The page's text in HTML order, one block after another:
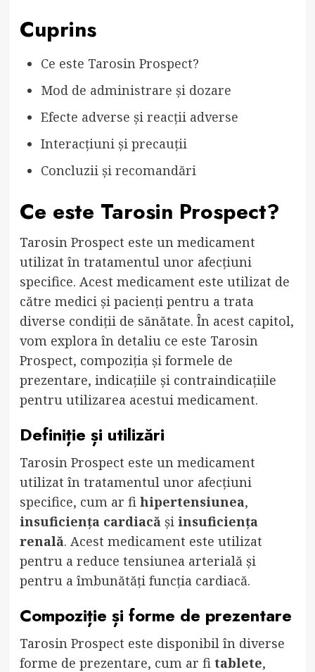
Cuprins
Ce este Tarosin Prospect?
Mod de administrare și dozare
Efecte adverse și reacții adverse
Interacțiuni și precauții
Concluzii și recomandări
Ce este Tarosin Prospect?
Tarosin Prospect este un medicament
utilizat în tratamentul unor afecțiuni
specifice. Acest medicament este utilizat de
către medici și pacienți pentru a trata
diverse condiții de sănătate. În acest capitol,
vom explora în detaliu ce este Tarosin
Prospect, compoziția și formele de
prezentare, indicațiile și contraindicațiile
pentru utilizarea acestui medicament.
Definiție și utilizări
Tarosin Prospect este un medicament
utilizat în tratamentul unor afecțiuni
specifice, cum ar fi hipertensiunea,
insuficiența cardiacăși insuficiența
renală. Acest medicament este utilizat
pentru a reduce tensiunea arterială și
pentru a îmbunătăți funcția cardiacă.
Compoziție și forme de prezentare
Tarosin Prospect este disponibil în diverse
forme de prezentare, cum ar fi tablete,